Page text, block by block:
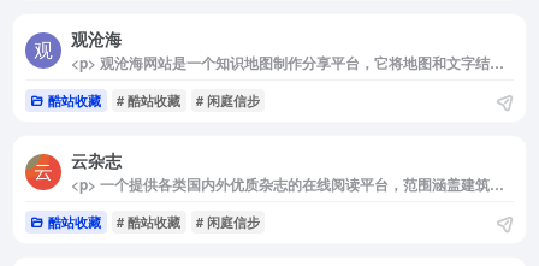
观沧海
<p> 观沧海网站是一个知识地图制作分享平台，它将地图和文字结合，反映中国历史、军事、地理、文化等方面的知识，并向用户提供地图协作分享服务。 </p>
酷站收藏 # 酷站收藏 # 闲庭信步
云杂志
<p> 一个提供各类国内外优质杂志的在线阅读平台，范围涵盖建筑设计、电影、时尚、旅行、音乐等各方面。 </p>
酷站收藏 # 酷站收藏 # 闲庭信步